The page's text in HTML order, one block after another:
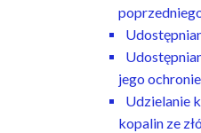
jego ochronie
Udzielanie
kopalin ze